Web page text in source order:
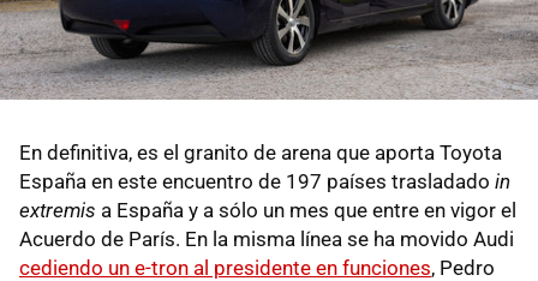
En definitiva, es el granito de arena que aporta Toyota
España en este encuentro de 197 países trasladado in
extremis a España y a sólo un mes que entre en vigor el
Acuerdo de París. En la misma línea se ha movido Audi
cediendo un e-tron al presidente en funciones, Pedro